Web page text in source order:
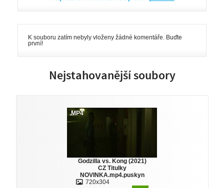
K souboru zatím nebyly vloženy žádné komentáře. Buďte
první!
Nejstahovanější soubory
.MP4
Godzilla vs. Kong (2021)
CZ Titulky
NOVINKA.mp4.puskyn
720x304